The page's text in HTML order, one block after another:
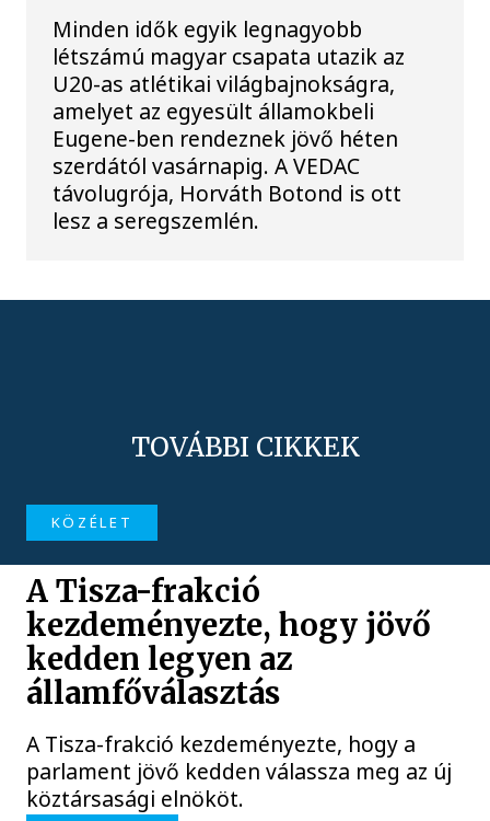
Minden idők egyik legnagyobb
létszámú magyar csapata utazik az
U20-as atlétikai világbajnokságra,
amelyet az egyesült államokbeli
Eugene-ben rendeznek jövő héten
szerdától vasárnapig. A VEDAC
távolugrója, Horváth Botond is ott
lesz a seregszemlén.
TOVÁBBI CIKKEK
KÖZÉLET
A Tisza-frakció
kezdeményezte, hogy jövő
kedden legyen az
államfőválasztás
A Tisza-frakció kezdeményezte, hogy a
parlament jövő kedden válassza meg az új
köztársasági elnököt.